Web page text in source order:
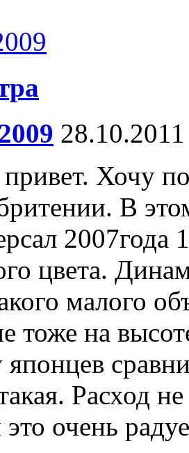
Хочу
В
2007года
цвета.
малого
тоже на
японцев
Расход
очень